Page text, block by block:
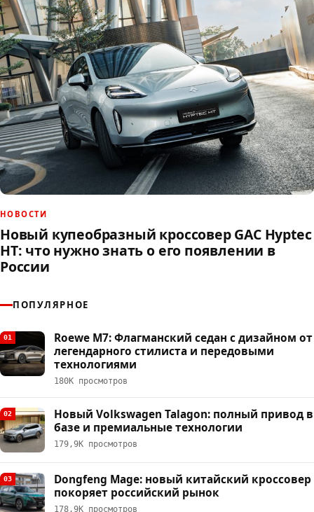
НОВОСТИ
Новый купеобразный кроссовер GAC Hyptec
HT: что нужно знать о его появлении в
России
ПОПУЛЯРНОЕ
01
Roewe M7: Флагманский седан с дизайном от
легендарного стилиста и передовыми
технологиями
180К просмотров
02
Новый Volkswagen Talagon: полный привод в
базе и премиальные технологии
179,9К просмотров
03
Dongfeng Mage: новый китайский кроссовер
покоряет российский рынок
178,9К просмотров